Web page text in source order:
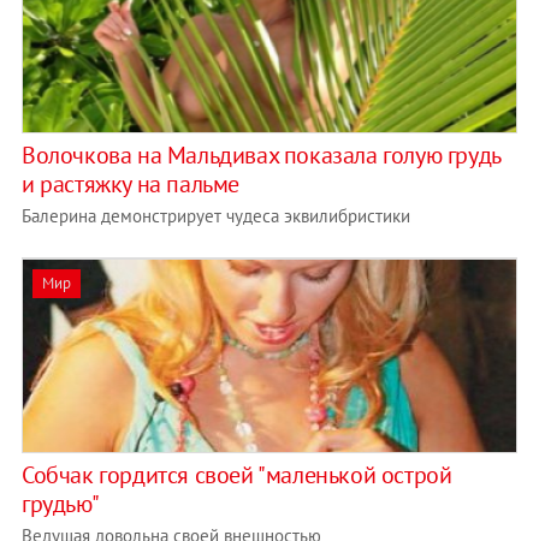
Волочкова на Мальдивах показала голую грудь
и растяжку на пальме
Балерина демонстрирует чудеса эквилибристики
Мир
Собчак гордится своей "маленькой острой
грудью"
Ведущая довольна своей внешностью